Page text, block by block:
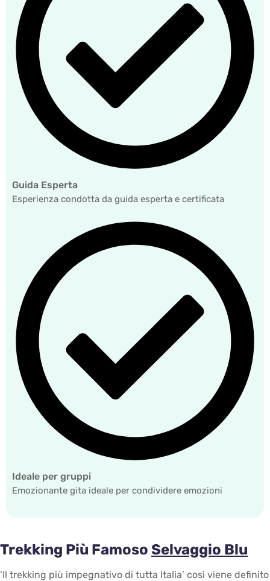
Guida Esperta
Esperienza condotta da guida esperta e certificata
Ideale per gruppi
Emozionante gita ideale per condividere emozioni
Trekking Più Famoso Selvaggio Blu
‘Il trekking più impegnativo di tutta Italia’ così viene definito